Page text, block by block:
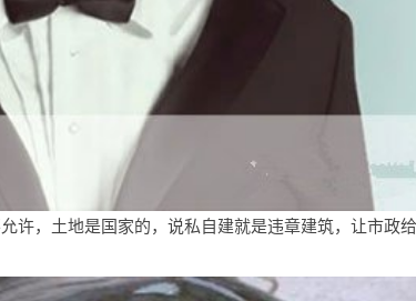
许，土地是国家的，说私自建就是违章建筑，让市政给